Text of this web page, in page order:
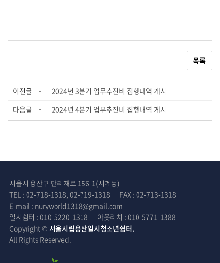
목록
이전글
2024년 3분기 업무추진비 집행내역 게시
다음글
2024년 4분기 업무추진비 집행내역 게시
서울시 용산구 만리재로 156-1(서계동)
TEL : 02-718-1318, 02-719-1318
FAX : 02-713-1318
E-mail : nuryworld1318@gmail.com
일시쉼터 : 010-5220-1318
아웃리치 : 010-5771-1388
Copyright © 서울시립용산일시청소년쉼터.
All Rights Reserved.